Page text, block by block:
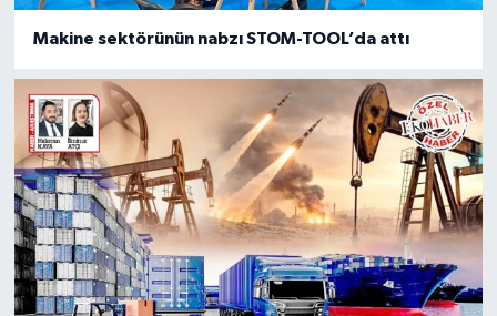
Makine sektörünün nabzı STOM-TOOL’da attı